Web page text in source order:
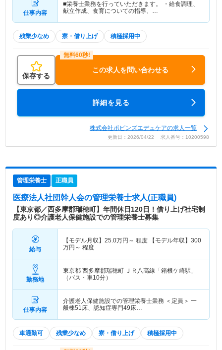
仕事内容
■栄養士業務を行っていただきます。 ・給食調理、
献立作成、食育についての指導、…
残業少なめ 寮・借り上げ 積極採用中
保存する
この求人を問い合わせる
詳細を見る
株式会社ポピンズエデュケアの求人一覧
更新日：2026/04/22 求人番号：10200598
管理栄養士 正職員
医療法人社団幹人会の管理栄養士求人(正職員)
【東京都／西多摩郡瑞穂町】年間休日120日！借り上げ社宅制
度あり◎介護老人保健施設での管理栄養士募集
給与
【モデル月収】 25.0万円～ 程度 【モデル年収】 300
万円～ 程度
勤務地
東京都 西多摩郡瑞穂町 ＪＲ八高線「箱根ケ崎駅」
（バス・車10分）
仕事内容
介護老人保健施設での管理栄養士業務 ＜定員＞ 一
般棟51床、認知症専門49床…
車通勤可 残業少なめ 寮・借り上げ 積極採用中